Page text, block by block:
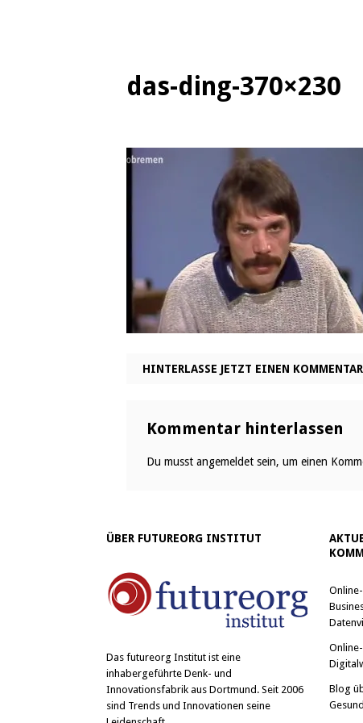
das-ding-370×230
HINTERLASSE JETZT EINEN KOMMENTAR
Kommentar hinterlassen
Du musst angemeldet sein, um einen
ÜBER FUTUREORG INSTITUT
Das futureorg Institut ist eine
inhabergeführte Denk- und
Innovationsfabrik aus Dortmund. Seit 2006
sind Trends und Innovationen seine
Blog